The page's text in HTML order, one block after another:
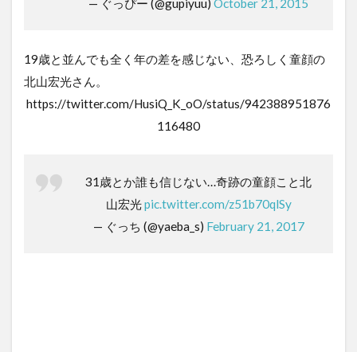
— ぐっぴー (@gupiyuu) October 21, 2015
19歳と並んでも全く年の差を感じない、恐ろしく童顔の
北山宏光さん。
https://twitter.com/HusiQ_K_oO/status/942388951876
116480
31歳とか誰も信じない…奇跡の童顔こと北
山宏光pic.twitter.com/z51b70qlSy
— ぐっち (@yaeba_s) February 21, 2017